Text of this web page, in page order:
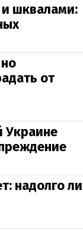
и шквалами:
от
Украине
надолго ли